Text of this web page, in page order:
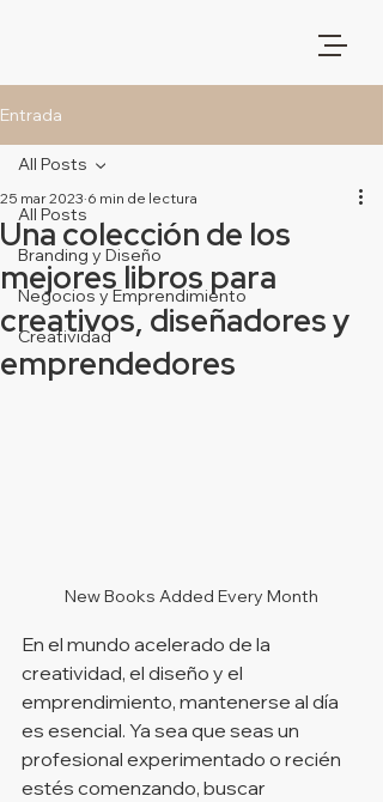
Entrada
All Posts
Branding y Diseño
Negocios y Emprendimiento
Creatividad
All Posts
Una colección de los
mejores libros para
creativos, diseñadores y
emprendedores
25 mar 2023 6 min de lectura
New Books Added Every Month
En el mundo acelerado de la
creatividad, el diseño y el
emprendimiento, mantenerse al día
es esencial. Ya sea que seas un
profesional experimentado o recién
estés comenzando, buscar